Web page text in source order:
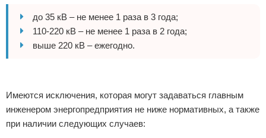
до 35 кВ – не менее 1 раза в 3 года;
110-220 кВ – не менее 1 раза в 2 года;
выше 220 кВ – ежегодно.
Имеются исключения, которая могут задаваться главным
инженером энергопредприятия не ниже нормативных, а также
при наличии следующих случаев: